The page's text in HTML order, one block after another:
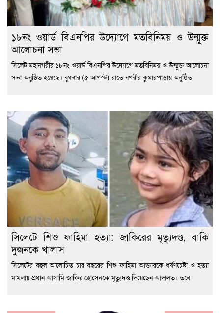
১৮নং ওয়ার্ড বিএনপির উদ্যোগে মতবিনিময় ও উন্মুক্ত
আলোচনা সভা
সিলেট মহানগরীর ১৮নং ওয়ার্ড বিএনপির উদ্যোগে মতবিনিময় ও উন্মুক্ত আলোচনা
সভা অনুষ্ঠিত হয়েছে। বুধবার (৫ আগস্ট) রাতে নগরীর কুমারপাড়ায় অনুষ্ঠিত
সিলেটে শিশু ফাহিমা হত্যা: জাকিরের মৃত্যুদণ্ড, বাকি
দুজনকে খালাস
সিলেটের বহুল আলোচিত চার বছরের শিশু ফাহিমা আক্তারকে ধর্ষণচেষ্টা ও হত্যা
মামলায় প্রধান আসামি জাকির হোসেনকে মৃত্যুদণ্ড দিয়েছেন আদালত। তবে